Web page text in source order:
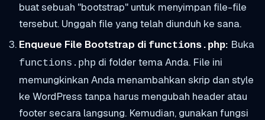
buat sebuah "bootstrap" untuk menyimpan file-file
tersebut. Unggah file yang telah diunduh ke sana.
Enqueue File Bootstrap di functions.php: Buka
functions.php di folder tema Anda. File ini
memungkinkan Anda menambahkan skrip dan style
ke WordPress tanpa harus mengubah header atau
footer secara langsung. Kemudian, gunakan fungsi